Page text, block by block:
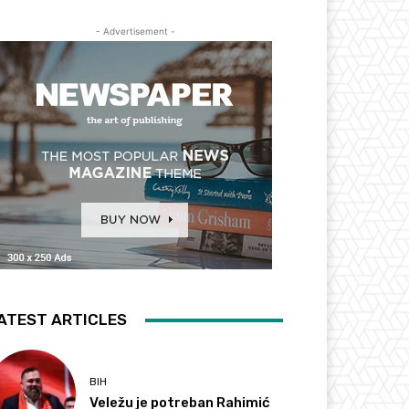
- Advertisement -
ARTICLES
BIH
Veležu je potreban Rahimić